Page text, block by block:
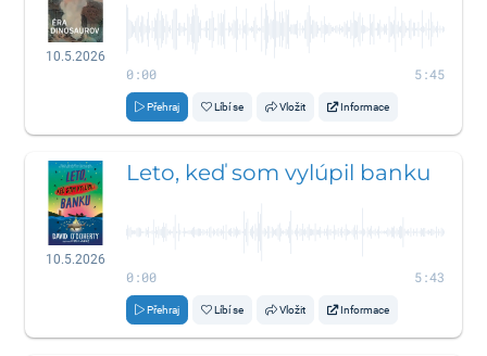
10.5.2026
0:00 5:45
Přehraj Líbí se Vložit Informace
10.5.2026
Leto, keď som vylúpil banku
0:00 5:43
Přehraj Líbí se Vložit Informace